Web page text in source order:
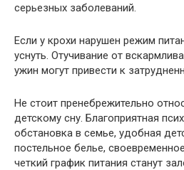
серьезных заболеваний.
Если у крохи нарушен режим
уснуть. Отучивание от
ужин могут привести к
Не стоит пренебрежительно
детскому сну. Благоприятная
обстановка в семье, удобная
постельное белье,
четкий график питания станут